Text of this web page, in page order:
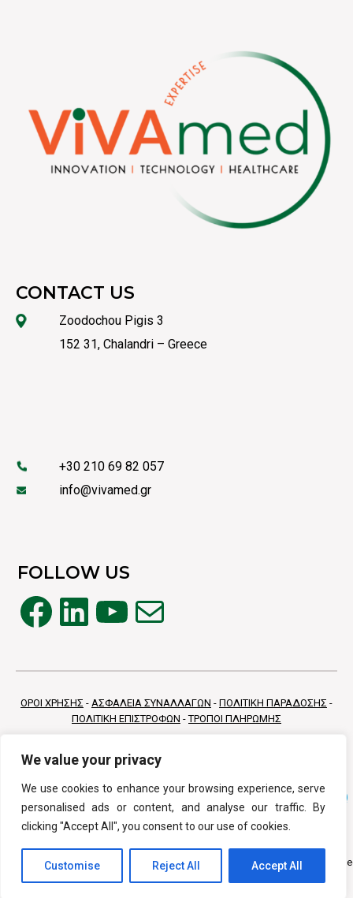
We value your privacy
We use cookies to enhance your browsing experience, serve
personalised ads or content, and analyse our traffic. By
clicking "Accept All", you consent to our use of cookies.
Customise Reject All Accept All
CONTACT US
Zoodochou Pigis 3
152 31, Chalandri – Greece
+30 210 69 82 057
info@vivamed.gr
FOLLOW US
Facebook
Linkedin
YouTube
Mail
ΟΡΟΙ ΧΡΗΣΗΣ - ΑΣΦΑΛΕΙΑ ΣΥΝΑΛΛΑΓΩΝ - ΠΟΛΙΤΙΚΗ ΠΑΡΑΔΟΣΗΣ -
ΠΟΛΙΤΙΚΗ ΕΠΙΣΤΡΟΦΩΝ -ΤΡΟΠΟΙ ΠΛΗΡΩΜΗΣ
Copyright © 2026 Vivamed All Rights
Κατασκευή Eshop